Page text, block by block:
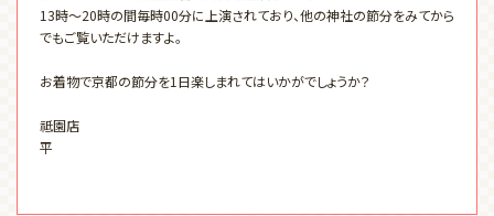
13時～20時の間毎時00分に上演されており、他の神社の節分をみてから
でもご覧いただけますよ。
お着物で京都の節分を1日楽しまれてはいかがでしょうか？
祗園店
平